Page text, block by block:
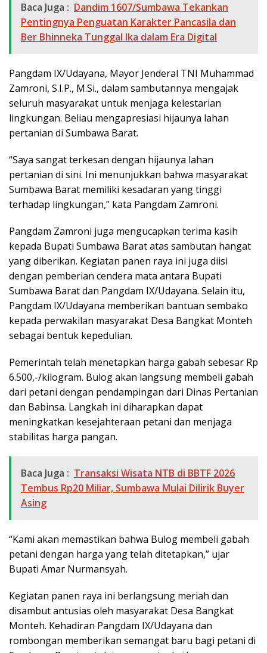
Baca Juga : Dandim 1607/Sumbawa Tekankan
Pentingnya Penguatan Karakter Pancasila dan
Ber Bhinneka Tunggal Ika dalam Era Digital
Pangdam IX/Udayana, Mayor Jenderal TNI Muhammad
Zamroni, S.I.P., M.Si., dalam sambutannya mengajak
seluruh masyarakat untuk menjaga kelestarian
lingkungan. Beliau mengapresiasi hijaunya lahan
pertanian di Sumbawa Barat.
“Saya sangat terkesan dengan hijaunya lahan
pertanian di sini. Ini menunjukkan bahwa masyarakat
Sumbawa Barat memiliki kesadaran yang tinggi
terhadap lingkungan,” kata Pangdam Zamroni.
Pangdam Zamroni juga mengucapkan terima kasih
kepada Bupati Sumbawa Barat atas sambutan hangat
yang diberikan. Kegiatan panen raya ini juga diisi
dengan pemberian cendera mata antara Bupati
Sumbawa Barat dan Pangdam IX/Udayana. Selain itu,
Pangdam IX/Udayana memberikan bantuan sembako
kepada perwakilan masyarakat Desa Bangkat Monteh
sebagai bentuk kepedulian.
Pemerintah telah menetapkan harga gabah sebesar Rp
6.500,-/kilogram. Bulog akan langsung membeli gabah
dari petani dengan pendampingan dari Dinas Pertanian
dan Babinsa. Langkah ini diharapkan dapat
meningkatkan kesejahteraan petani dan menjaga
stabilitas harga pangan.
Baca Juga : Transaksi Wisata NTB di BBTF 2026
Tembus Rp20 Miliar, Sumbawa Mulai Dilirik Buyer
Asing
“Kami akan memastikan bahwa Bulog membeli gabah
petani dengan harga yang telah ditetapkan,” ujar
Bupati Amar Nurmansyah.
Kegiatan panen raya ini berlangsung meriah dan
disambut antusias oleh masyarakat Desa Bangkat
Monteh. Kehadiran Pangdam IX/Udayana dan
rombongan memberikan semangat baru bagi petani di